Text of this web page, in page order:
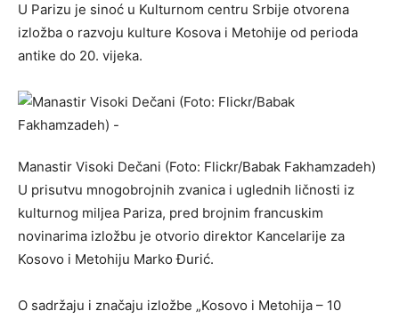
U Parizu je sinoć u Kulturnom centru Srbije otvorena
izložba o razvoju kulture Kosova i Metohije od perioda
antike do 20. vijeka.
Manastir Visoki Dečani (Foto: Flickr/Babak Fakhamzadeh)
U prisutvu mnogobrojnih zvanica i uglednih ličnosti iz
kulturnog miljea Pariza, pred brojnim francuskim
novinarima izložbu je otvorio direktor Kancelarije za
Kosovo i Metohiju Marko Đurić.
O sadržaju i značaju izložbe „Kosovo i Metohija – 10